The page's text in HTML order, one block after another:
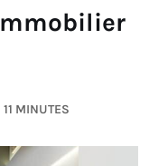
MINUTES